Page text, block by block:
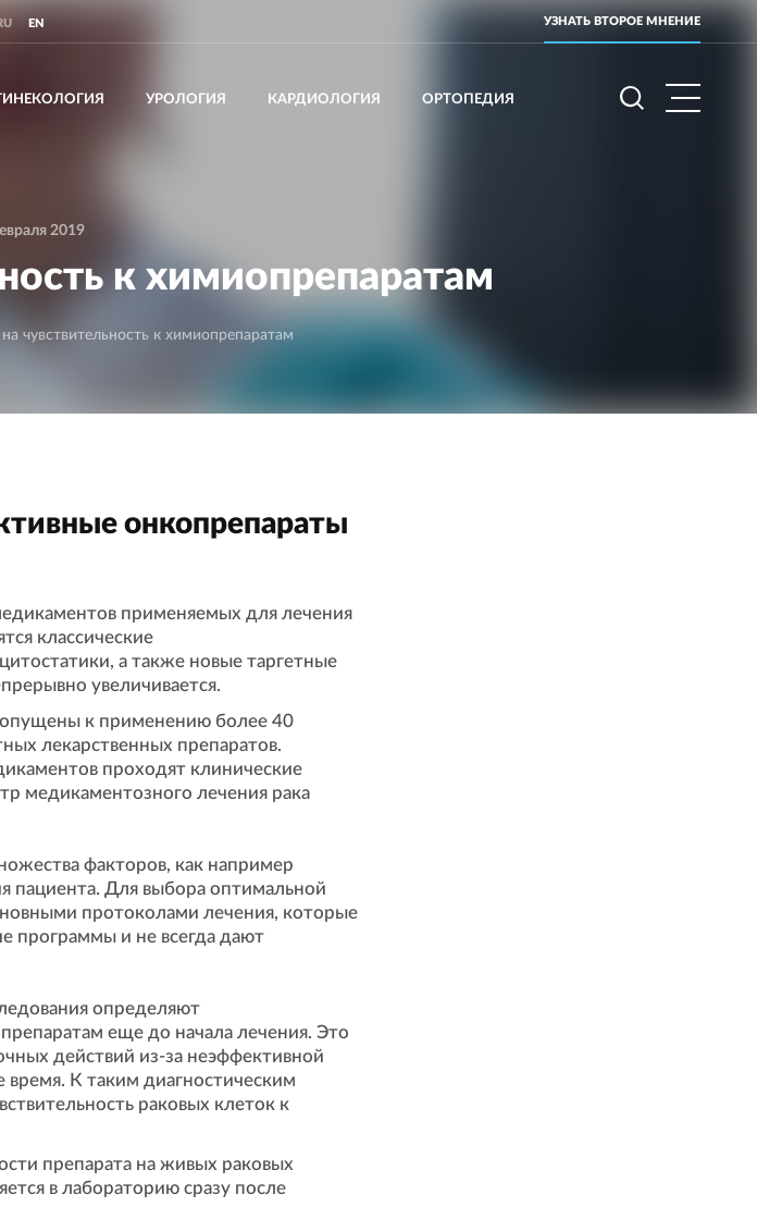
EN УЗНАТЬ ВТОРОЕ МНЕНИЕ
УРОЛОГИЯ КАРДИОЛОГИЯ ОРТОПЕДИЯ
2019
к химиопрепаратам
чувствительность к химиопрепаратам
онкопрепараты
применяемых для лечения
классические
а также новые таргетные
увеличивается.
к применению более 40
лекарственных препаратов.
проходят клинические
медикаментозного лечения рака
факторов, как например
пациента. Для выбора оптимальной
протоколами лечения, которые
программы и не всегда дают
определяют
еще до начала лечения. Это
действий из-за неэффективной
время. К таким диагностическим
раковых клеток к
препарата на живых раковых
в лабораторию сразу после